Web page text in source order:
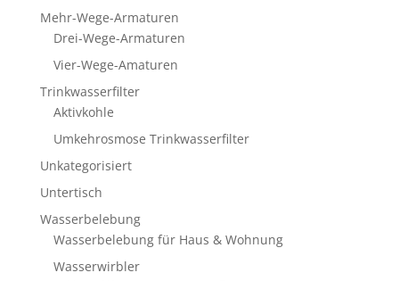
Mehr-Wege-Armaturen
Drei-Wege-Armaturen
Vier-Wege-Amaturen
Trinkwasserfilter
Aktivkohle
Umkehrosmose Trinkwasserfilter
Unkategorisiert
Untertisch
Wasserbelebung
Wasserbelebung für Haus & Wohnung
Wasserwirbler